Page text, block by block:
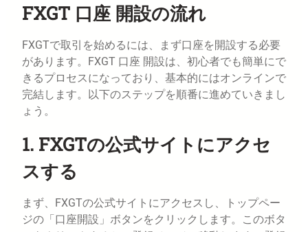
FXGT 口座 開設の流れ
FXGTで取引を始めるには、まず口座を開設する必要
があります。FXGT 口座 開設は、初心者でも簡単にで
きるプロセスになっており、基本的にはオンラインで
完結します。以下のステップを順番に進めていきまし
ょう。
1. FXGTの公式サイトにアクセ
スする
まず、FXGTの公式サイトにアクセスし、トップペー
ジの「口座開設」ボタンをクリックします。このボタ